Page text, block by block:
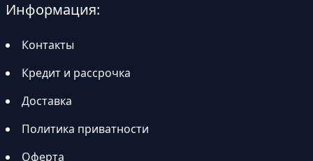
Информация:
Контакты
Кредит и рассрочка
Доставка
Политика приватности
Оферта